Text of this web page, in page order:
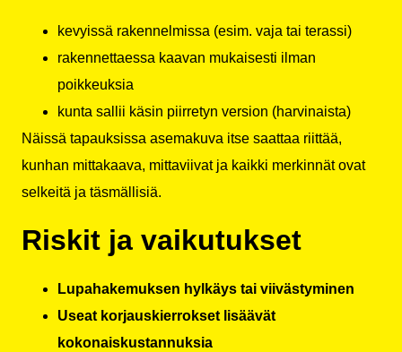
kevyissä rakennelmissa (esim. vaja tai terassi)
rakennettaessa kaavan mukaisesti ilman
poikkeuksia
kunta sallii käsin piirretyn version (harvinaista)
Näissä tapauksissa asemakuva itse saattaa riittää,
kunhan mittakaava, mittaviivat ja kaikki merkinnät ovat
selkeitä ja täsmällisiä.
Riskit ja vaikutukset
Lupahakemuksen hylkäys tai viivästyminen
Useat korjauskierrokset lisäävät
kokonaiskustannuksia